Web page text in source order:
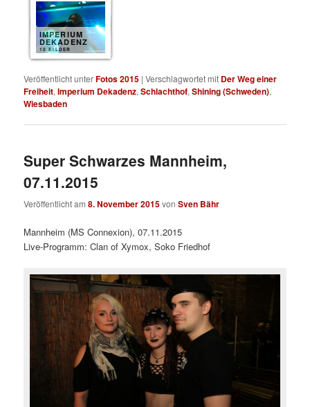
IMPERIUM
DEKADENZ
10 BILDER
Veröffentlicht unterFotos 2015 |Verschlagwortet mit Der Weg einer
Freiheit,Imperium Dekadenz,Schlachthof,Shining (Schweden),
Wiesbaden
Super Schwarzes Mannheim,
07.11.2015
Veröffentlicht am8. November 2015vonSven Bähr
Mannheim (MS Connexion), 07.11.2015
Live-Programm: Clan of Xymox, Soko Friedhof